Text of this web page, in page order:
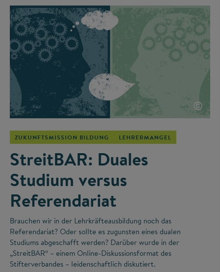
©
ZUKUNFTSMISSION BILDUNG LEHRERMANGEL
StreitBAR: Duales
Studium versus
Referendariat
Brauchen wir in der Lehrkräfteausbildung noch das
Referendariat? Oder sollte es zugunsten eines dualen
Studiums abgeschafft werden? Darüber wurde in der
„StreitBAR“ – einem Online-Diskussionsformat des
Stifterverbandes – leidenschaftlich diskutiert.